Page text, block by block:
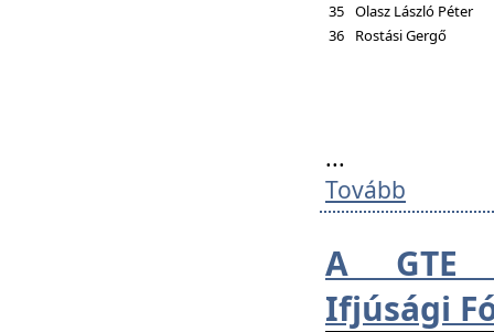
35 Olasz László Péter
36
Rostási Gergő
...
Tovább
A GTE
Ifjúsági